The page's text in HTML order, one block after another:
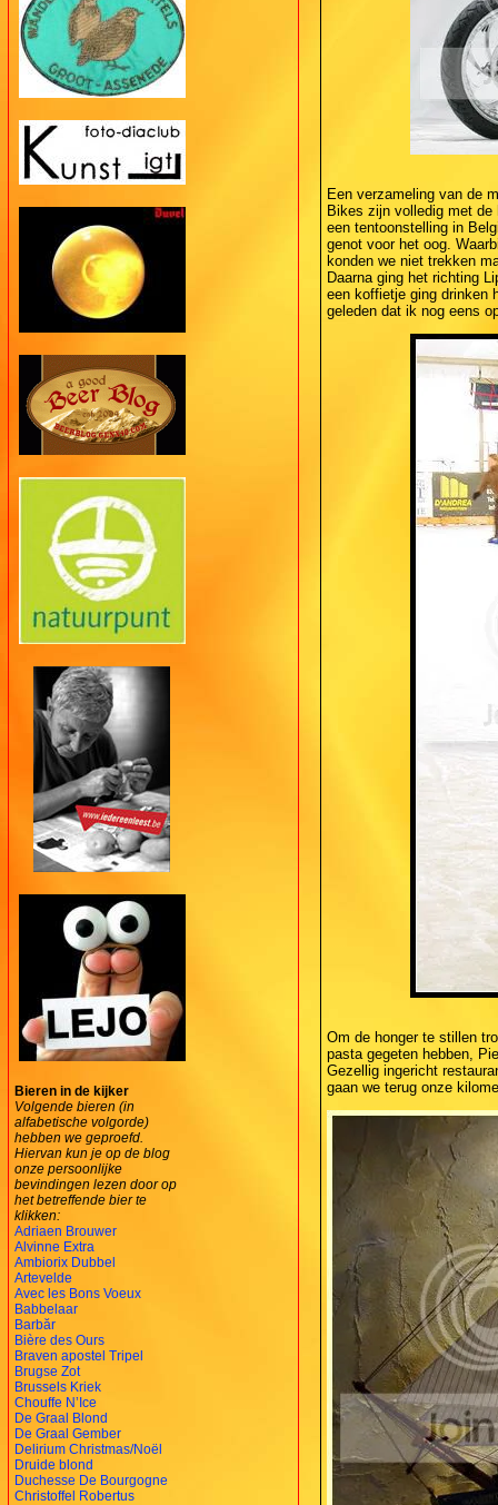
Bieren in de kijker
Volgende bieren (in
alfabetische volgorde)
hebben we geproefd.
Hiervan kun je op de blog
onze persoonlijke
bevindingen lezen door op
het betreffende bier te
klikken:
Adriaen Brouwer
Alvinne Extra
Ambiorix Dubbel
Artevelde
Avec les Bons Voeux
Babbelaar
Barbăr
Bière des Ours
Braven apostel Tripel
Brugse Zot
Brussels Kriek
Chouffe N’Ice
De Graal Blond
De Graal Gember
Delirium Christmas/Noël
Druide blond
Duchesse De Bourgogne
Christoffel Robertus
Een verzameling van de
Bikes zijn volledig met de
een tentoonstelling in
genot voor het oog.
konden we niet trekken
Daarna ging het richting
een koffietje ging drinken
geleden dat ik nog eens
Om de honger te stillen
pasta gegeten hebben,
Gezellig ingericht
gaan we terug onze